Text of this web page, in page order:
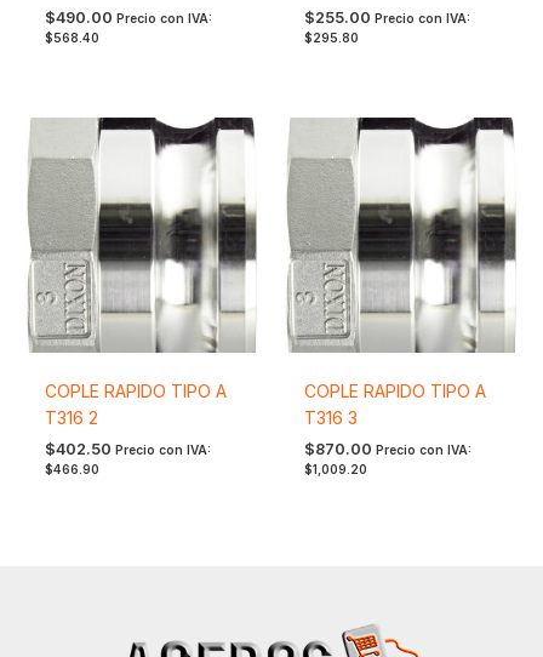
$490.00 Precio con IVA:
$568.40
$255.00 Precio con IVA:
$295.80
COPLE RAPIDO TIPO A
T316 2
$402.50 Precio con IVA:
$466.90
COPLE RAPIDO TIPO A
T316 3
$870.00 Precio con IVA:
$1,009.20